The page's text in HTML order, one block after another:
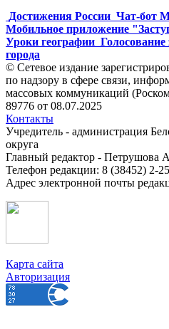
Достижения России Чат-бот
Мобильное приложение
Уроки географии Голосование
города
© Сетевое издание
по надзору в сфере связи,
массовых коммуникаций
89776 от 08.07.2025
Контакты
Учредитель - администрация
округа
Главный редактор - Петрушова
Телефон редакции: 8 (38452) 2-
Адрес электронной почты
Карта сайта
Авторизация